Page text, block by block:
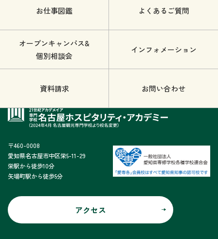
お仕事図鑑 よくあるご質問
オープンキャンパス&
個別相談会
インフォメーション
資料請求 お問い合わせ
〒460-0008
愛知県名古屋市中区栄5-11-29
栄駅から徒歩10分
矢場町駅から徒歩5分
アクセス